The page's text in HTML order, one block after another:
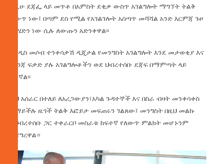
እዚሁ ደጃፌ ላይ መጥቶ በአምስት ደቂቃ ውስጥ አገልግሎት ማግኘት ትልቅ
ለውጥ ነው፤ በጣም ደስ የሚል የአገልገሎት አሰጣጥ መሻሻል አንድ እርምጃ ጉዞ
እየሄድን ነው ሲሉ ለውጡን አድንቀዋል፡፡
የአዲስ መሶብ ተንቀሳቃሽ ዲጂታል የመንግስት አገልግሎት እንደ መታወቂያ እና
መንጃ ፍቃድ ያሉ አገልግሎቶችን ወደ ህብረተሰቡ ደጃፍ በማምጣት ላይ
ይገኛል፡፡
ይህ አሰራር በተለይ ለአረጋውያን፣አካል ጉዳተኞች እና በስራ ብዛት መንቀሳቀስ
ለማይችሉ ዜጎች ትልቅ እፎይታ መፍጠሩን ገልጸው፤ መንግስት በዚህ መልኩ
ከህብረተሰቡ ጋር ተቀራርቦ መስራቱ ከፍተኛ የለውጥ ምልክት መሆኑንም
ተናግረዋል።